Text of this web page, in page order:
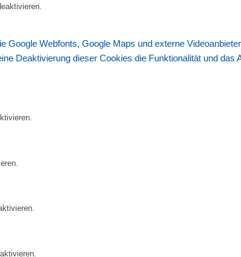
Google Webfonts, Google Maps und externe
Deaktivierung dieser Cookies die Funktionalität und